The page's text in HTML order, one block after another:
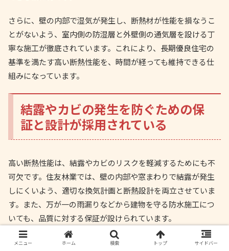
さらに、壁の内部で湿気が発生し、断熱材が性能を損なうこ
とがないよう、室内側の防湿層と外壁側の通気層を設ける丁
寧な施工が徹底されています。これにより、長期優良住宅の
基準を満たす高い断熱性能を、時間が経っても維持できる仕
組みになっています。
結露やカビの発生を防ぐための保
証と設計が採用されている
高い断熱性能は、結露やカビのリスクを軽減するためにも不
可欠です。住友林業では、壁の内部や窓まわりで結露が発生
しにくいよう、適切な換気計画と断熱設計を両立させていま
す。また、万が一の雨漏りなどから建物を守る防水施工につ
いても、品質に対する保証が設けられています。
メニュー ホーム 検索 トップ サイドバー